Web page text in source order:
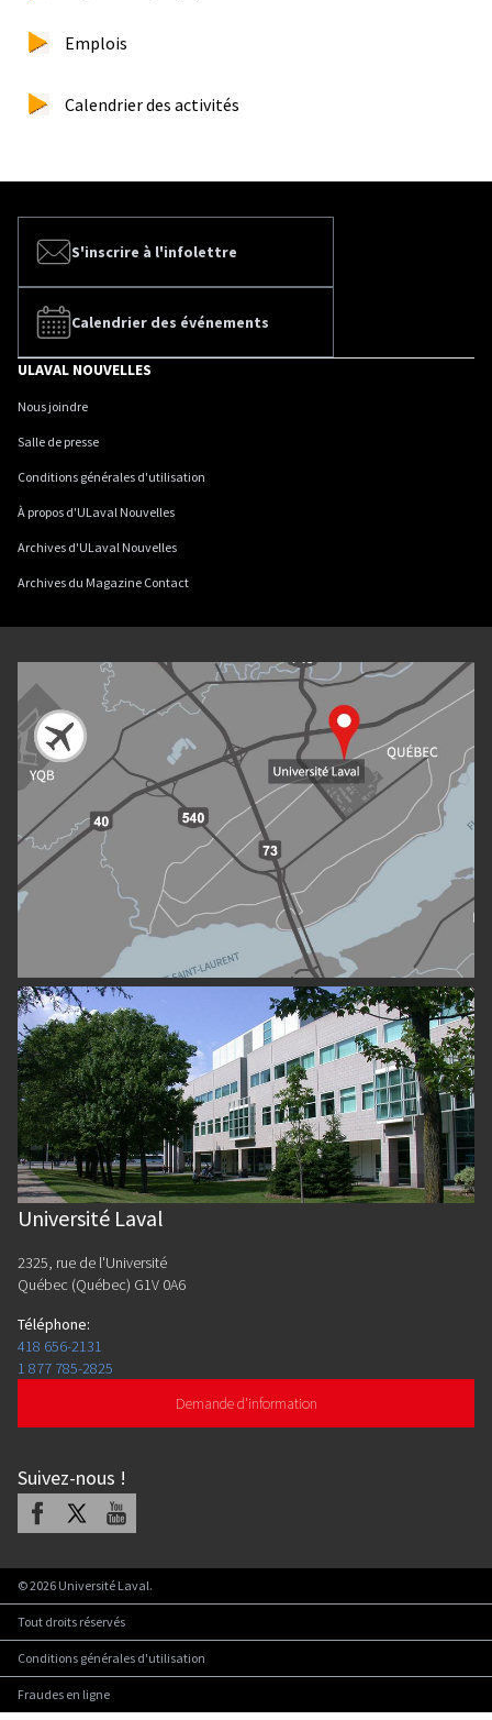
Emplois
Calendrier des activités
S'inscrire à l'infolettre
Calendrier des événements
ULAVAL NOUVELLES
Nous joindre
Salle de presse
Conditions générales d'utilisation
À propos d'ULaval Nouvelles
Archives d'ULaval Nouvelles
Archives du Magazine Contact
Université Laval
2325, rue de l'Université
Québec (Québec) G1V 0A6
Téléphone:
418 656-2131
1 877 785-2825
Demande d'information
Suivez-nous !
Facebook Youtube
©2026 Université Laval.
Tout droits réservés
Conditions générales d'utilisation
Fraudes en ligne